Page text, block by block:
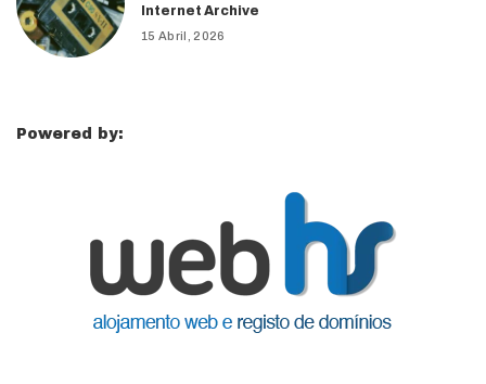
Internet Archive
15 Abril, 2026
Powered by: